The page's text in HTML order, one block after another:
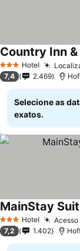
3 EstrelasHotel
Ver preços
7,4 2.469
Selecione as
exatos.
3 EstrelasHotel Acesso
MainStay
7,2 1.402